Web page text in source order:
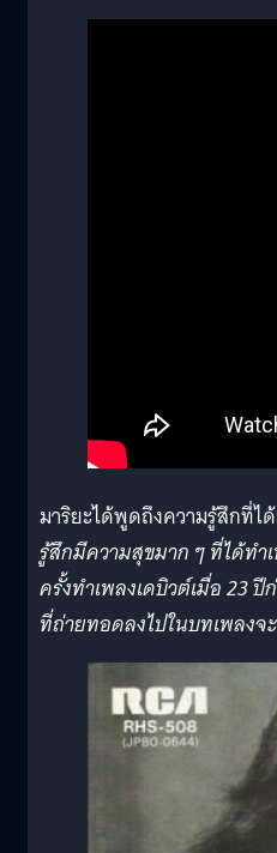
มาริยะได้พูดถึงความรู้สึกที่ไ
รู้สึกมีความสุขมาก ๆ ที่ได้ทำ
ครั้งทำเพลงเดบิวต์เมื่อ 23
ที่ถ่ายทอดลงไปในบทเพลงจ